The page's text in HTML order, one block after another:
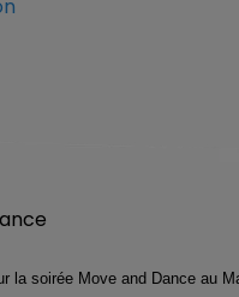
la soirée Move and Dance au